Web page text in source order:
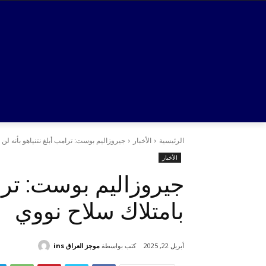
الرئيسية الأخبار جيروزاليم بوست: ترامب أبلغ نتنياهو بأنه
الأخبار
جيروزاليم بوست:
بامتلاك سلاح نووي
أبريل 22, 2025 كتب بواسطة موجز العراق ins